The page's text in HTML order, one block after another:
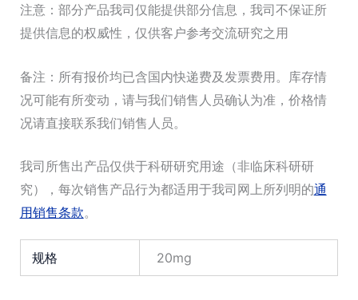
注意：部分产品我司仅能提供部分信息，我司不保证所
提供信息的权威性，仅供客户参考交流研究之用
备注：所有报价均已含国内快递费及发票费用。库存情
况可能有所变动，请与我们销售人员确认为准，价格情
况请直接联系我们销售人员。
我司所售出产品仅供于科研研究用途（非临床科研研
究），每次销售产品行为都适用于我司网上所列明的通
用销售条款。
规格 20mg